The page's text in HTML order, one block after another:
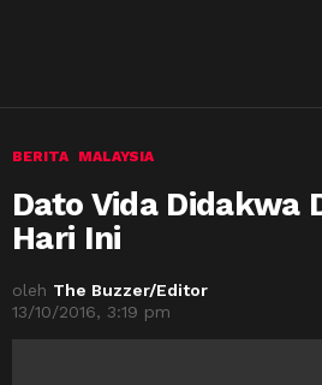
BERITA MALAYSIA
Dato Vida Didakwa
Hari Ini
oleh The Buzzer/Editor
13/10/2016, 3:19 pm